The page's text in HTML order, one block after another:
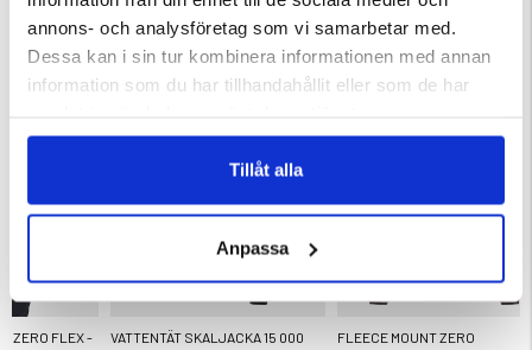
annons- och analysföretag som vi samarbetar med.
Dessa kan i sin tur kombinera informationen med annan
information som du har tillhandahållit eller som de har
Tillåt alla
Anpassa
DU KANSKE OCKSÅ ÄR INTRESSERAD AV
ZERO FLEX -
VATTENTÄT SKALJACKA 15 000
FLEECE MOUNT ZERO